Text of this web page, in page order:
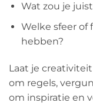
Wat zou je
Welke sfeer
hebben?
Laat je
om regels,
om inspiratie en